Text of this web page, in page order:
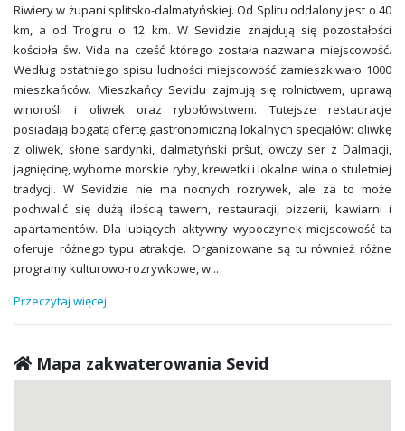
Riwiery w żupani splitsko-dalmatyńskiej. Od Splitu oddalony jest o 40
km, a od Trogiru o 12 km. W Sevidzie znajdują się pozostałości
kościoła św. Vida na cześć którego została nazwana miejscowość.
Według ostatniego spisu ludności miejscowość zamieszkiwało 1000
mieszkańców. Mieszkańcy Sevidu zajmują się rolnictwem, uprawą
winorośli i oliwek oraz rybołówstwem. Tutejsze restauracje
posiadają bogatą ofertę gastronomiczną lokalnych specjałów: oliwkę
z oliwek, słone sardynki, dalmatyński pršut, owczy ser z Dalmacji,
jagnięcinę, wyborne morskie ryby, krewetki i lokalne wina o stuletniej
tradycji. W Sevidzie nie ma nocnych rozrywek, ale za to może
pochwalić się dużą ilością tawern, restauracji, pizzerii, kawiarni i
apartamentów. Dla lubiących aktywny wypoczynek miejscowość ta
oferuje różnego typu atrakcje. Organizowane są tu również różne
programy kulturowo-rozrywkowe, w...
Przeczytaj więcej
Mapa zakwaterowania Sevid